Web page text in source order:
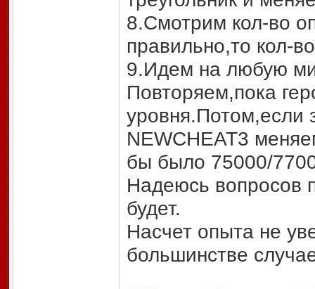
8.Смотрим кол-во
правильно,то кол-
9.Идем на любую
Повторяем,пока
уровня.Потом,если
NEWCHEAT3
бы было 75000/
Надеюсь вопросов
будет.
Насчет опыта не
большинстве